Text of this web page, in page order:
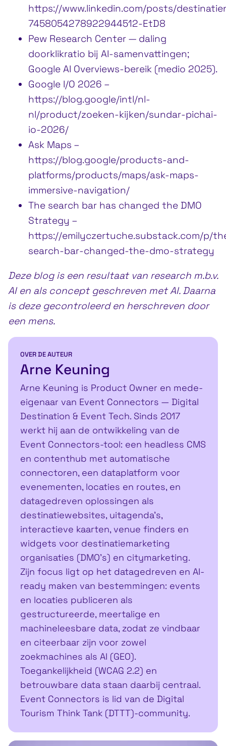
https://www.linkedin.com/posts/
7458054278922944512-EtD8
Pew Research Center — daling
doorklikratio bij AI-samenvattingen;
Google AI Overviews-bereik (medio 2025).
Google I/O 2026 –
https://blog.google/intl/nl-
nl/product/zoeken-kijken/sundar-pichai-
io-2026/
Ask Maps –
https://blog.google/products-and-
platforms/products/maps/ask-maps-
immersive-navigation/
The search bar has changed the DMO
Strategy –
https://emilyczertuche.substack.com/p/
search-bar-changed-the-dmo-strategy
Deze blog is een resultaat van research m.b.v.
AI en als concept geschreven met AI. Daarna
is deze gecontroleerd en herschreven door
een mens.
OVER DE AUTEUR
Arne Keuning
Arne Keuning is Product Owner en mede-
eigenaar van Event Connectors — Digital
Destination & Event Tech. Sinds 2017
werkt hij aan de ontwikkeling van de
Event Connectors-tool: een headless CMS
en contenthub met automatische
connectoren, een dataplatform voor
evenementen, locaties en routes, en
datagedreven oplossingen als
destinatiewebsites, uitagenda's,
interactieve kaarten, venue finders en
widgets voor destinatiemarketing
organisaties (DMO's) en citymarketing.
Zijn focus ligt op het datagedreven en AI-
ready maken van bestemmingen: events
en locaties publiceren als
gestructureerde, meertalige en
machineleesbare data, zodat ze vindbaar
en citeerbaar zijn voor zowel
zoekmachines als AI (GEO).
Toegankelijkheid (WCAG 2.2) en
betrouwbare data staan daarbij centraal.
Event Connectors is lid van de Digital
Tourism Think Tank (DTTT)-community.